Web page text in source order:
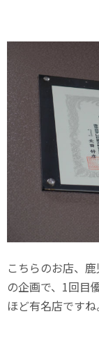
こちらのお店、
の企画で、1回目
ほど有名店ですね